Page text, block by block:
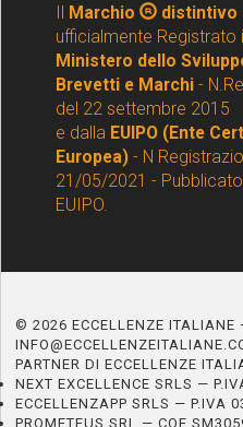
Il Marchio distintivo
ufficialmente Registrato
Ministero dello
Brevetti e Marchi -
del 22 settembre 2015
e dalla EUIPO (Ente
Europea) - N
21/05/2021 -
EUIPO.
© 2026 ECCELLENZE ITALIANE
PARTNER DI ECCELLENZE
NEXT EXCELLENCE SRLS —
ECCELLENZAPP SRLS — P.IVA
PROMETEUS SRL — COE